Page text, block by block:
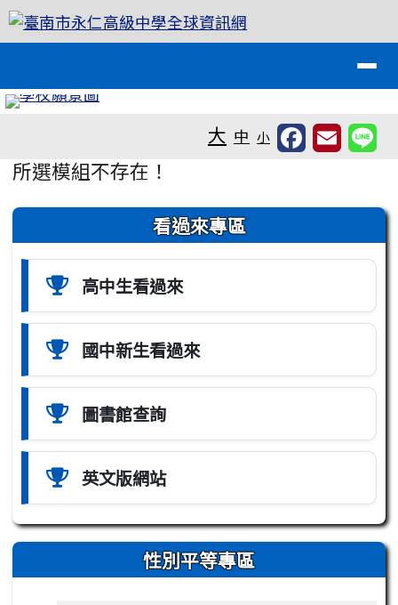
跳至主內容區
臺南市永仁高級中學全球資訊網
大 中 小
主內容區域
所選模組不存在！
左邊區域內容 看過來專區
高中生看過來
國中新生看過來
圖書館查詢
英文版網站
性別平等專區
頁尾區域